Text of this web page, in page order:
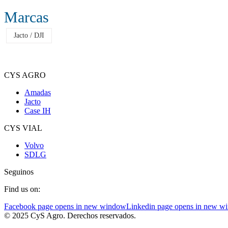
Marcas
Jacto / DJI
CYS AGRO
Amadas
Jacto
Case IH
CYS VIAL
Volvo
SDLG
Seguinos
Find us on:
Facebook page opens in new windowLinkedin page opens in new
© 2025 CyS Agro. Derechos reservados.